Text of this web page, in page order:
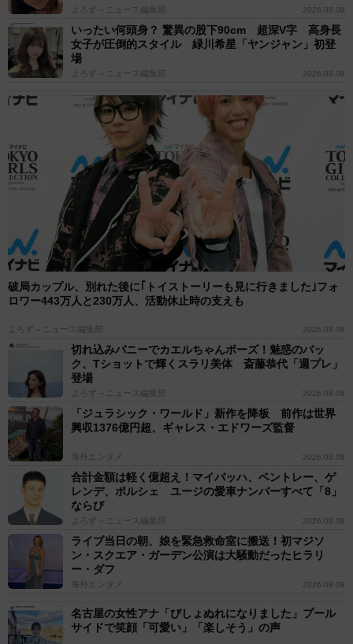
よろず～ニュース編集部 2026.08.08
いったい何頭身？ 驚異の股下90cm 超深V字 高身長
女子が圧倒的スタイル 緑川希星「ヤンジャン」初登
場
よろず～ニュース編集部 2026.08.08
破局カップル、別れた後に｢トイストーリーも見に行きました｣フォ
ロワー443万人と230万人、活動休止時の支えも
よろず～ニュース編集部 2026.08.08
切れ込みバニーでカエルちゃんポーズ！魅惑のバッ
ク、Tショットで輝くスラリ美体 斎藤恭代「週プレ」
登場
よろず～ニュース編集部 2026.08.08
「ジュラシック・ワールド」新作を降板 前作は世界
興収1376億円超、ギャレス・エドワーズ監督
海外エンタメ 2026.08.08
合計金額は軽く億超え！マイバッハ、ベントレー、ゲ
レンデ、ポルシェ ユージの愛車ナンバーすべて「8」
ならび
よろず～ニュース編集部 2026.08.08
ライブ当日の朝、娘を緊急救命室に搬送！初マジソ
ン・スクエア・ガーデン公演は大騒動だったヒラリ
ー・ダフ
海外エンタメ 2026.08.08
名古屋の女性アナ「びしょぬれになりました」プール
サイドで笑顔「可愛い」「楽しそう」の声